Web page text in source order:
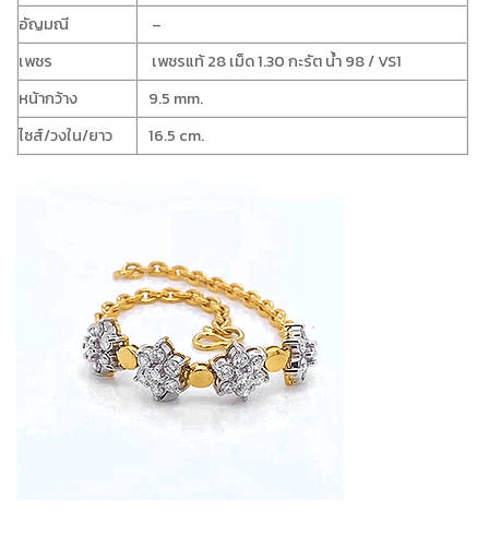
อัญมณี
–
เพชร
เพชรแท้ 28 เม็ด 1.30 กะรัต น้ำ 98 / VS1
หน้ากว้าง
9.5 mm.
ไซส์/วงใน/ยาว
16.5 cm.